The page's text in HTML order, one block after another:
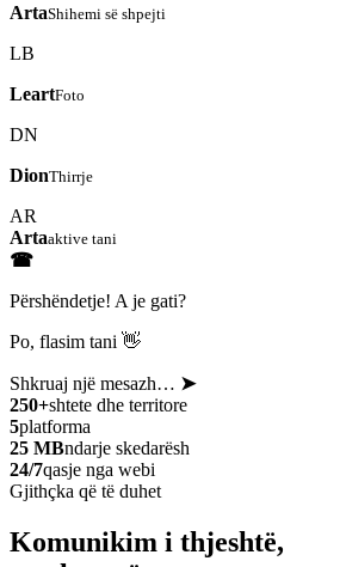
ArtaShihemi së shpejti
LB
LeartFoto
DN
DionThirrje
AR
Artaaktive tani
☎
Përshëndetje! A je gati?
Po, flasim tani 👋
Shkruaj një mesazh… ➤
250+shtete dhe territore
5platforma
25 MBndarje skedarësh
24/7qasje nga webi
Gjithçka që të duhet
Komunikim i thjeshtë,